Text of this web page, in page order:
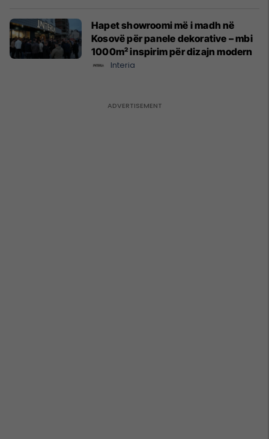
Hapet showroomi më i madh në
Kosovë për panele dekorative – mbi
1000m² inspirim për dizajn modern
Interia